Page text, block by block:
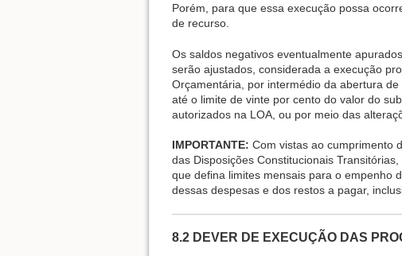
Porém, para que essa execução possa
de recurso.
Os saldos negativos eventualmente
serão ajustados, considerada a execução
Orçamentária, por intermédio da abertura
até o limite de vinte por cento do valor do
autorizados na LOA, ou por meio das
IMPORTANTE: Com vistas ao cumprimento
das Disposições Constitucionais
que defina limites mensais para o empenho
dessas despesas e dos restos a pagar,
8.2 DEVER DE EXECUÇÃO DAS